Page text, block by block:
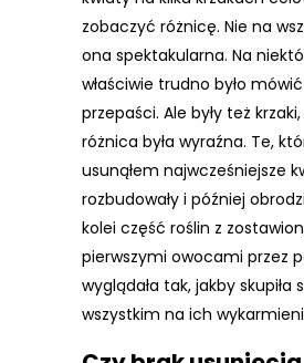
zobaczyć różnicę. Nie na
ona spektakularna. Na
właściwie trudno było
przepaści. Ale były też
różnica była wyraźna. Te,
usunąłem najwcześniejsze
rozbudowały i później
kolei część roślin z
pierwszymi owocami przez
wyglądała tak, jakby skupiła
wszystkim na ich